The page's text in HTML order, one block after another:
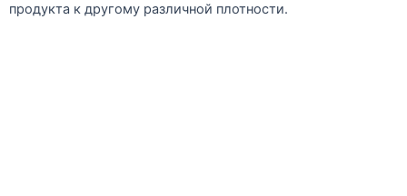
продукта к другому различной плотности.